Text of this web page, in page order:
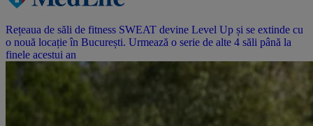
Rețeaua de săli de fitness SWEAT devine Level Up și se extinde cu
o nouă locație în București. Urmează o serie de alte 4 săli până la
finele acestui an